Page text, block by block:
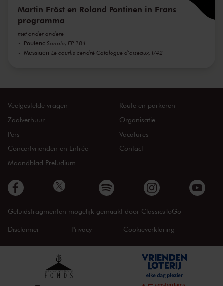
Martin Fröst en Roland Pontinen in Frans
programma
met onder andere
Poulenc Sonate, FP 184
Messiaen Le courlis cendré Catalogue d'oiseaux, I/42
Veelgestelde vragen
Zaalverhuur
Pers
Concertvrienden en Entrée
Maandblad Preludium
Route en parkeren
Organisatie
Vacatures
Contact
Geluidsfragmenten mogelijk gemaakt door ClassicsToGo
Disclaimer Privacy Cookieverklaring